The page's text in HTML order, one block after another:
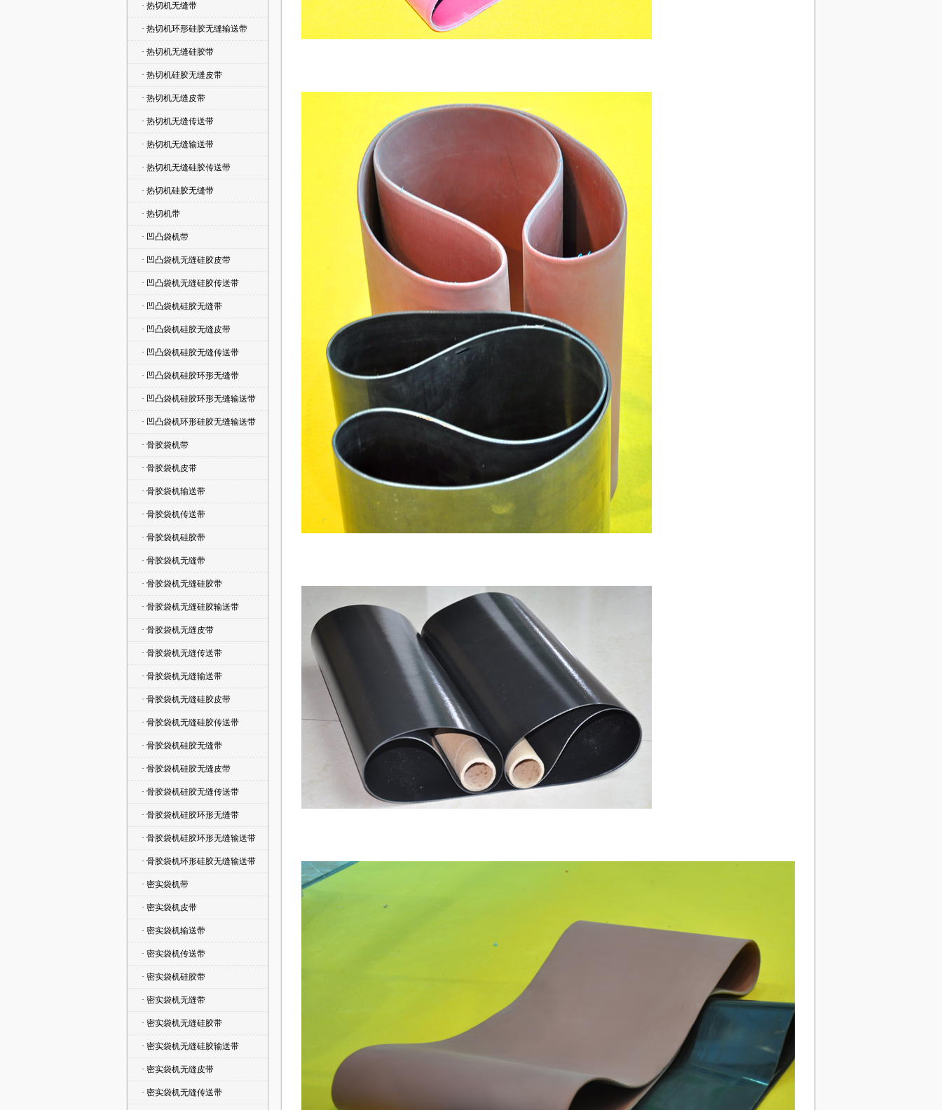
· 热切机无缝带
· 热切机环形硅胶无缝输送带
· 热切机无缝硅胶带
· 热切机硅胶无缝皮带
· 热切机无缝皮带
· 热切机无缝传送带
· 热切机无缝输送带
· 热切机无缝硅胶传送带
· 热切机硅胶无缝带
· 热切机带
· 凹凸袋机带
· 凹凸袋机无缝硅胶皮带
· 凹凸袋机无缝硅胶传送带
· 凹凸袋机硅胶无缝带
· 凹凸袋机硅胶无缝皮带
· 凹凸袋机硅胶无缝传送带
· 凹凸袋机硅胶环形无缝带
· 凹凸袋机硅胶环形无缝输送带
· 凹凸袋机环形硅胶无缝输送带
· 骨胶袋机带
· 骨胶袋机皮带
· 骨胶袋机输送带
· 骨胶袋机传送带
· 骨胶袋机硅胶带
· 骨胶袋机无缝带
· 骨胶袋机无缝硅胶带
· 骨胶袋机无缝硅胶输送带
· 骨胶袋机无缝皮带
· 骨胶袋机无缝传送带
· 骨胶袋机无缝输送带
· 骨胶袋机无缝硅胶皮带
· 骨胶袋机无缝硅胶传送带
· 骨胶袋机硅胶无缝带
· 骨胶袋机硅胶无缝皮带
· 骨胶袋机硅胶无缝传送带
· 骨胶袋机硅胶环形无缝带
· 骨胶袋机硅胶环形无缝输送带
· 骨胶袋机环形硅胶无缝输送带
· 密实袋机带
· 密实袋机皮带
· 密实袋机输送带
· 密实袋机传送带
· 密实袋机硅胶带
· 密实袋机无缝带
· 密实袋机无缝硅胶带
· 密实袋机无缝硅胶输送带
· 密实袋机无缝皮带
· 密实袋机无缝传送带